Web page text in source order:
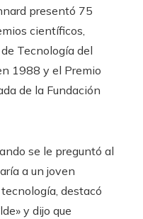
presentó 75
científicos,
Tecnología del
1988 y el Premio
de la Fundación
se le preguntó al
a un joven
destacó
y dijo que